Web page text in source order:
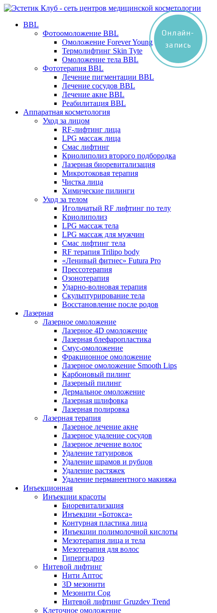
BBL
Фотоомоложение BBL
Омоложение Forever Young
Термолифтинг Skin Tyte
Омоложение тела BBL
Фототерапия BBL
Лечение пигментации BBL
Лечение сосудов BBL
Лечение акне BBL
Реабилитация BBL
Аппаратная косметология
Уход за лицом
RF-лифтинг лица
LPG массаж лица
Смас лифтинг
Криолиполиз второго подбородка
Лазерная биоревитализация
Микротоковая терапия
Чистка лица
Химические пилинги
Уход за телом
Игольчатый RF лифтинг по телу
Криолиполиз
LPG массаж тела
LPG массаж для мужчин
Смас лифтинг тела
RF терапия Trilipo body
«Ленивый фитнес» Futura Pro
Прессотерапия
Озонотерапия
Ударно-волновая терапия
Скульптурирование тела
Восстановление после родов
Лазерная
Лазерное омоложение
Лазерное 4D омоложение
Лазерная блефаропластика
Смус-омоложение
Фракционное омоложение
Лазерное омоложение Smooth Lips
Карбоновый пилинг
Лазерный пилинг
Дермальное омоложение
Лазерная шлифовка
Лазерная полировка
Лазерная терапия
Лазерное лечение акне
Лазерное удаление сосудов
Лазерное лечение волос
Удаление татуировок
Удаление шрамов и рубцов
Удаление растяжек
Удаление перманентного макияжа
Инъекционная
Инъекции красоты
Биоревитализация
Инъекции «Ботокса»
Контурная пластика лица
Инъекции полимолочной кислоты
Мезотерапия лица и тела
Мезотерапия для волос
Гипергидроз
Нитевой лифтинг
Нити Аптос
3D мезонити
Мезонити Cog
Нитевой лифтинг Gruzdev Trend
Клеточное омоложение
Онлайн-
запись